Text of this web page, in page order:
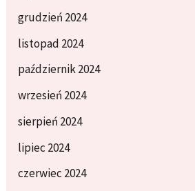
grudzień 2024
listopad 2024
październik 2024
wrzesień 2024
sierpień 2024
lipiec 2024
czerwiec 2024